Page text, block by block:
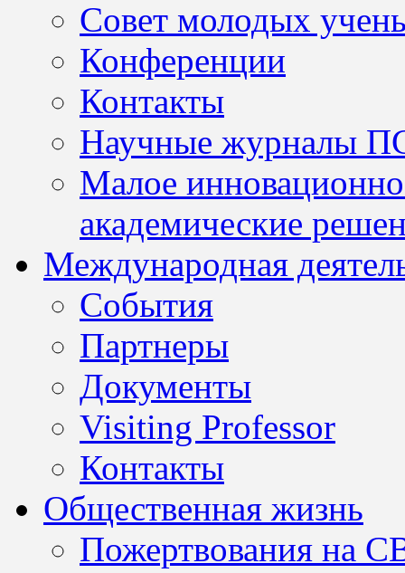
Совет молодых
Конференции
Контакты
Научные журналы
Малое
академические
Международная
События
Партнеры
Документы
Visiting Professor
Контакты
Общественная жизнь
Пожертвования на